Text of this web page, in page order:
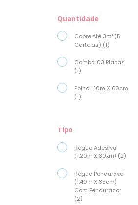
Quantidade
Cobre Até 3m² (5
Cartelas) (1)
Combo: 03 Placas
(1)
Folha 1,10m X 60cm
(1)
Tipo
Régua Adesiva
(1,20m X 30xm) (2)
Régua Pendurável
(1,40m X 35cm)
Com Pendurador
(2)